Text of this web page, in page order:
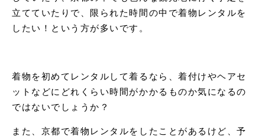
立てていたりで、限られた時間の中で着物レンタルを
したい！という方が多いです。
着物を初めてレンタルして着るなら、着付けやヘアセ
ットなどにどれくらい時間がかかるものか気になるの
ではないでしょうか？
また、京都で着物レンタルをしたことがあるけど、予